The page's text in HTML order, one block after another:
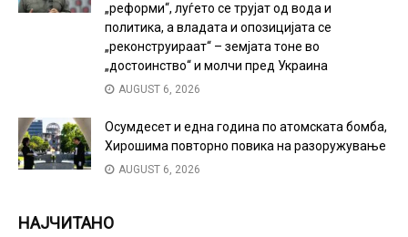
„реформи“, луѓето се трујат од вода и
политика, а владата и опозицијата се
„реконструираат“ – земјата тоне во
„достоинство“ и молчи пред Украина
AUGUST 6, 2026
Осумдесет и една година по атомската бомба,
Хирошима повторно повика на разоружување
AUGUST 6, 2026
НАЈЧИТАНО